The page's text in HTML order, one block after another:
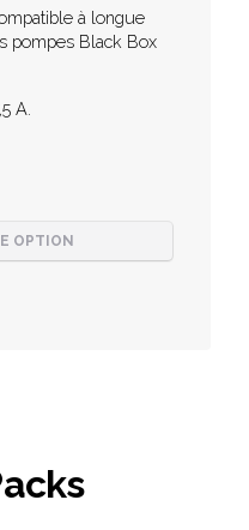
à longue
pompes Black Box
A.
OPTION